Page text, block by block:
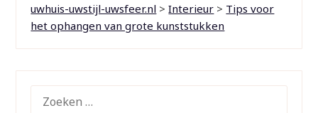
uwhuis-uwstijl-uwsfeer.nl >Interieur > Tips voor
het ophangen van grote kunststukken
NAAR: